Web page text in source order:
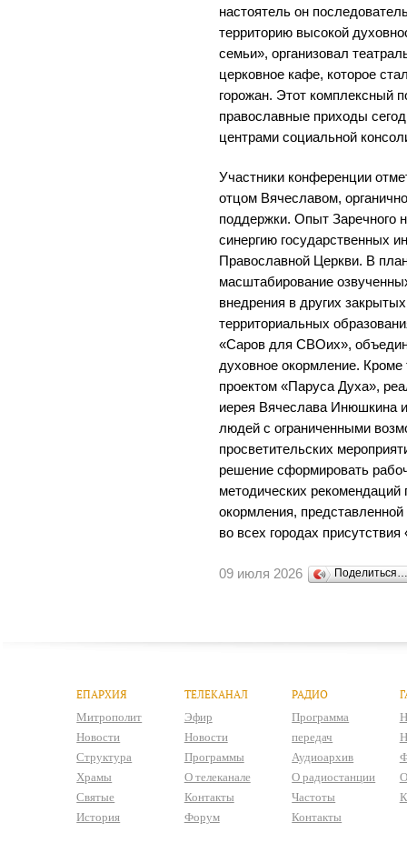
настоятель он
территорию высокой
семьи», организовал
церковное кафе, которое
горожан. Этот комплексный
православные приходы
центрами социальной
Участники конференции
отцом Вячеславом,
поддержки. Опыт Заречного
синергию государственных
Православной Церкви. В
масштабирование
внедрения в других
территориальных
«Саров для СВОих»,
духовное окормление. Кроме
проектом «Паруса Духа»,
иерея Вячеслава Инюшкина
людей с ограниченными
просветительских
решение сформировать
методических
окормления,
во всех городах
09 июля 2026
ЕПАРХИЯ
Митрополит
Новости
Структура
Храмы
Святые
История
ТЕЛЕКАНАЛ
Эфир
Новости
Программы
О телеканале
Контакты
Форум
РАДИО
Программа
передач
Аудиоархив
О радиостанции
Частоты
Контакты